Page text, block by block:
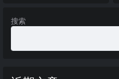
搜索